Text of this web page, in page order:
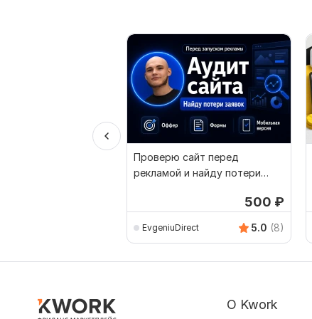
Проверю сайт перед
рекламой и найду потери
500 ₽
EvgeniuDirect 5.0 (8)
О Kwork